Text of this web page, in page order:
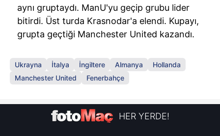
aynı gruptaydı. ManU'yu geçip grubu lider
bitirdi. Üst turda Krasnodar'a elendi. Kupayı,
grupta geçtiği Manchester United kazandı.
Ukrayna İtalya İngiltere Almanya
Hollanda
Manchester United
Fenerbahçe
HER YERDE!